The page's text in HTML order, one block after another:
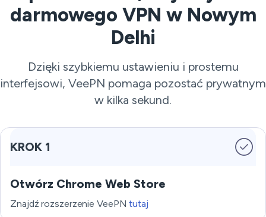
darmowego VPN w Nowym
Delhi
Dzięki szybkiemu ustawieniu i prostemu
interfejsowi, VeePN pomaga pozostać prywatnym
w kilka sekund.
KROK 1
Otwórz Chrome Web Store
Znajdź rozszerzenie VeePNtutaj